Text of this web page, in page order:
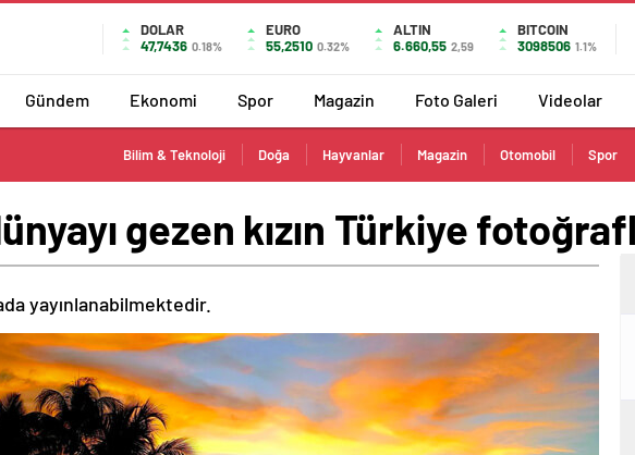
DOLAR
47,7436 0.18%
EURO
55,2510 0.32%
ALTIN
6.660,55 2,59
BITCOIN
3098506 1.1%
Gündem Ekonomi Spor Magazin Foto Galeri Videolar
Bilim & Teknoloji Doğa Hayvanlar Magazin Otomobil Spor
gezen kızın Türkiye
yayınlanabilmektedir.